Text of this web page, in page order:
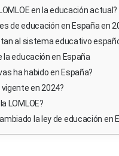
en la educación actual?
de educación en España en
al sistema educativo
educación en España
ha habido en España?
en 2024?
LOMLOE?
la ley de educación en